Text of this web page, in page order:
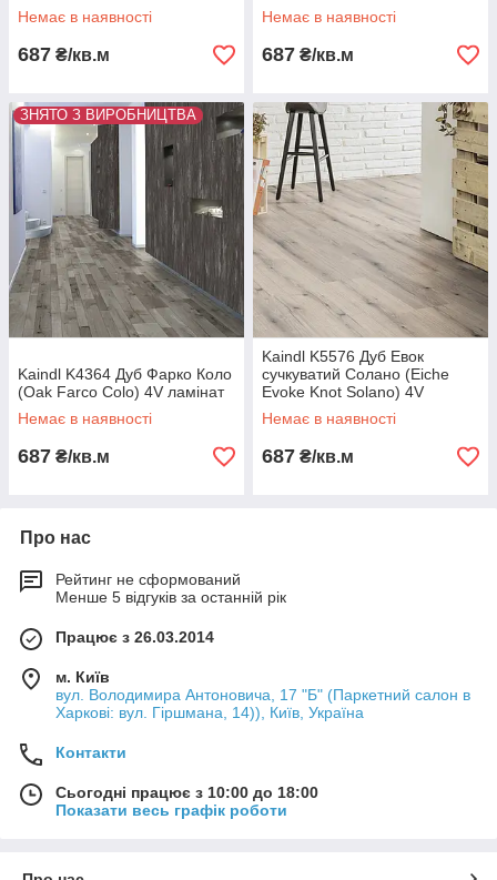
Немає в наявності
687 ₴/кв.м
Немає в наявності
687 ₴/кв.м
ЗНЯТО З ВИРОБНИЦТВА
Kaindl K4364 Дуб Фарко Коло
(Oak Farco Colo) 4V ламінат
Немає в наявності
687 ₴/кв.м
Kaindl K5576 Дуб Евок
сучкуватий Солано (Eiche
Evoke Knot Solano) 4V
ламінат
Немає в наявності
687 ₴/кв.м
Про нас
Рейтинг не сформований
Менше 5 відгуків за останній рік
Працює з 26.03.2014
м. Київ
вул. Володимира Антоновича, 17 "Б" (Паркетний салон в
Харкові: вул. Гіршмана, 14)), Київ, Україна
Контакти
Сьогодні працює з 10:00 до 18:00
Показати весь графік роботи